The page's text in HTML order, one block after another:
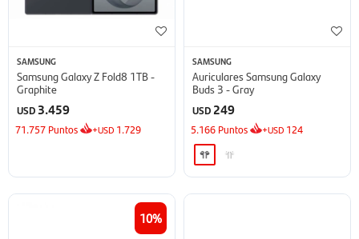
SAMSUNG
Samsung Galaxy Z Fold8 1TB -
Graphite
USD 3.459
71.757 Puntos +USD 1.729
SAMSUNG
Auriculares Samsung Galaxy
Buds 3 - Gray
USD 249
5.166 Puntos +USD 124
10